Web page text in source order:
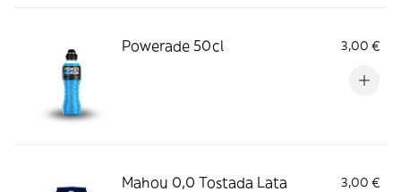
Powerade 50cl 3,00 €
Mahou 0,0 Tostada Lata 3,00 €